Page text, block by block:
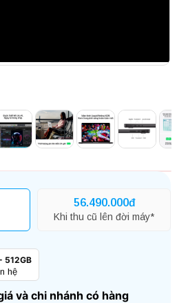
56.490.000đ
Khi thu cũ lên đời máy*
512GB
hệ
và chi nhánh có hàng